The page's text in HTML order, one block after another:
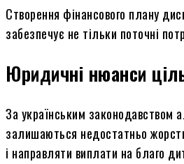
Створення фінансового плану
забезпечує не тільки поточні
Юридичні нюанси
За українським законодавством
залишаються недостатньо
і направляти виплати на благо